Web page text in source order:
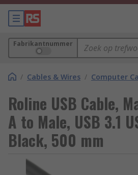
Fabrikantnummer
/ Cables & Wires / Computer
Roline USB Cable,
A to Male, USB 3.1
Black, 500 mm